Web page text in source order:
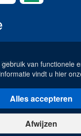
van functionele
vindt u hier
Alles accepteren
Afwijzen